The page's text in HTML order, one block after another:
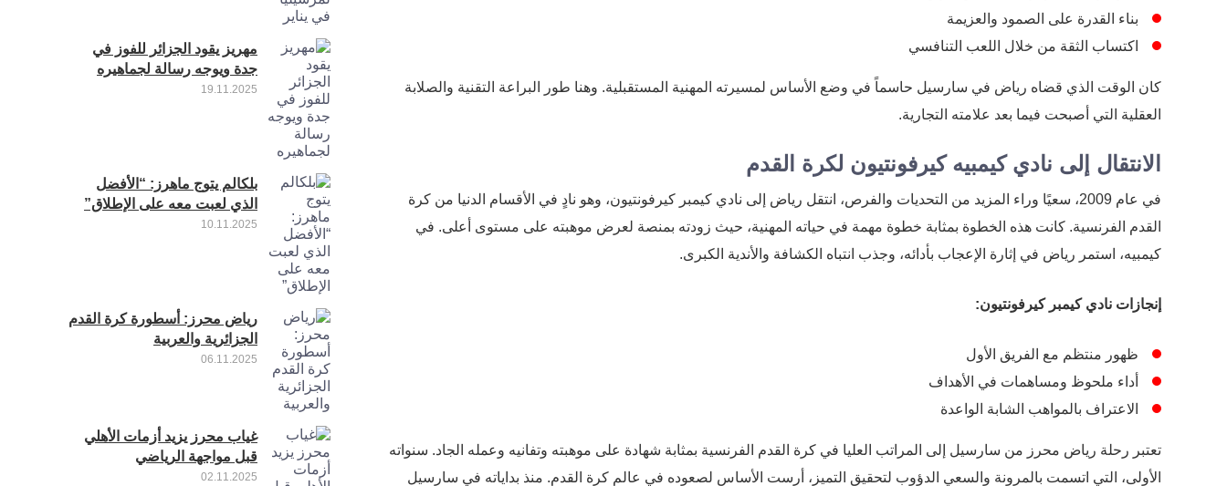
بناء القدرة على الصمود والعزيمة
اكتساب الثقة من خلال اللعب التنافسي
كان الوقت الذي قضاه رياض في سارسيل حاسماً في وضع الأساس لمسيرته المهنية المستقبلية. وهنا طور البراعة التقنية والصلابة
العقلية التي أصبحت فيما بعد علامته التجارية.
الانتقال إلى نادي كيمبيه كيرفونتيون لكرة القدم
في عام 2009، سعيًا وراء المزيد من التحديات والفرص، انتقل رياض إلى نادي كيمبر كيرفونتيون، وهو نادٍ في الأقسام الدنيا من كرة
القدم الفرنسية. كانت هذه الخطوة بمثابة خطوة مهمة في حياته المهنية، حيث زودته بمنصة لعرض موهبته على مستوى أعلى. في
كيمبيه، استمر رياض في إثارة الإعجاب بأدائه، وجذب انتباه الكشافة والأندية الكبرى.
إنجازات نادي كيمبر كيرفونتيون:
ظهور منتظم مع الفريق الأول
أداء ملحوظ ومساهمات في الأهداف
الاعتراف بالمواهب الشابة الواعدة
تعتبر رحلة رياض محرز من سارسيل إلى المراتب العليا في كرة القدم الفرنسية بمثابة شهادة على موهبته وتفانيه وعمله الجاد. سنواته
الأولى، التي اتسمت بالمرونة والسعي الدؤوب لتحقيق التميز، أرست الأساس لصعوده في عالم كرة القدم. منذ بداياته في سارسيل
مهريز يقود الجزائر للفوز في
جدة ويوجه رسالة لجماهيره
19.11.2025
بلكالم يتوج ماهرز: “الأفضل
الذي لعبت معه على الإطلاق”
10.11.2025
رياض محرز: أسطورة كرة القدم
الجزائرية والعربية
06.11.2025
غياب محرز يزيد أزمات الأهلي
قبل مواجهة الرياضي
02.11.2025